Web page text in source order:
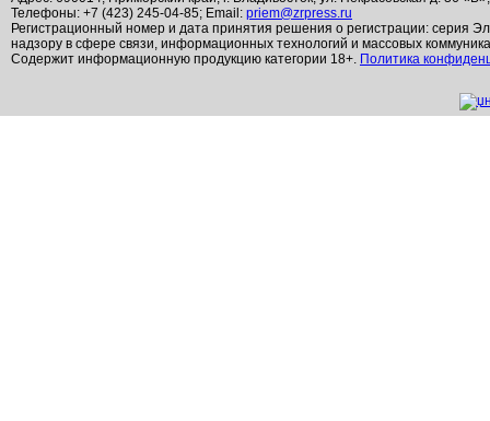
Телефоны: +7 (423) 245-04-85; Email: priem@zrpress.ru
Регистрационный номер и дата принятия решения о регистрации: серия
надзору в сфере связи, информационных технологий и массовых
Содержит информационную продукцию категории 18+. Политика